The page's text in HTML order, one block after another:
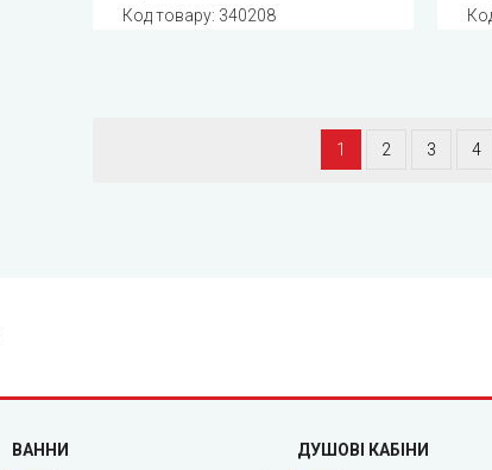
Код товару: 340208
1 2 3 4
ВАННИ ДУШОВІ КАБІНИ